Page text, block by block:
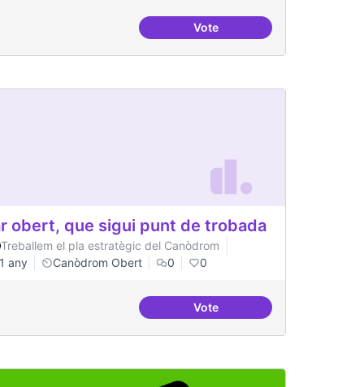
VoteAsamblea definida
obert, que sigui punt de trobada
Treballem el pla estratègic del Canòdrom
1 any
Canòdrom Obert 0 0
VoteBar obert, que sigui punt de